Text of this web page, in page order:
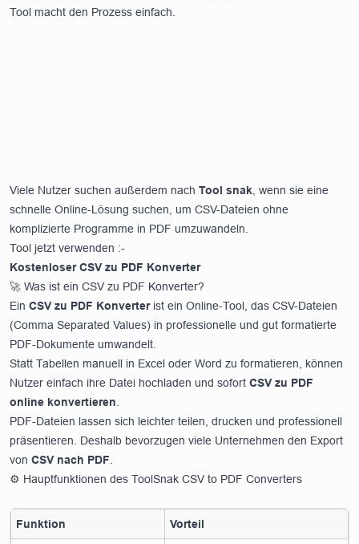
Tool macht den Prozess einfach.
Viele Nutzer suchen außerdem nach Tool snak , wenn sie eine
schnelle Online-Lösung suchen, um CSV-Dateien ohne
komplizierte Programme in PDF umzuwandeln.
Tool jetzt verwenden :-
Kostenloser CSV zu PDF Konverter
🚀 Was ist ein CSV zu PDF Konverter?
Ein CSV zu PDF Konverterist ein Online-Tool, das CSV-Dateien
(Comma Separated Values) in professionelle und gut formatierte
PDF-Dokumente umwandelt.
Statt Tabellen manuell in Excel oder Word zu formatieren, können
Nutzer einfach ihre Datei hochladen und sofort CSV zu PDF
online konvertieren
PDF-Dateien lassen sich leichter teilen, drucken und professionell
präsentieren. Deshalb bevorzugen viele Unternehmen den Export
von CSV nach PDF
⚙️ Hauptfunktionen des ToolSnak CSV to PDF Converters
Funktion Vorteil